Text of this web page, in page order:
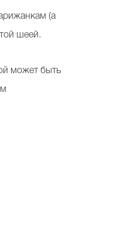
(а
шеей.
может быть